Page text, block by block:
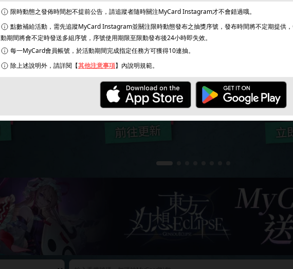
限時動態之發佈時間恕不提前公告，請追蹤者隨時關注MyCard Instagram才不會錯過哦。
點數補給活動，需先追蹤MyCard Instagram並關注限時動態發布之抽獎序號，發布時間將不定期提供
動期間將會不定時發送多組序號，序號使用期限至限動發布後24小時即失效。
每一MyCard會員帳號，於活動期間完成指定任務方可獲得10連抽。
除上述說明外，請詳閱【其他注意事項】內說明規範。